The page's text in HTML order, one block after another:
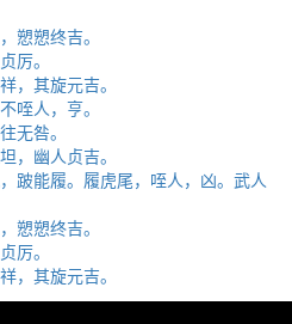
愬愬终吉。
厉。
，其旋元吉。
咥人，亨。
无咎。
，幽人贞吉。
跛能履。履虎尾，咥人，凶。武人
愬愬终吉。
厉。
，其旋元吉。